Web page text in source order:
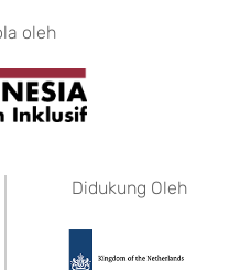
oleh
Didukung Oleh